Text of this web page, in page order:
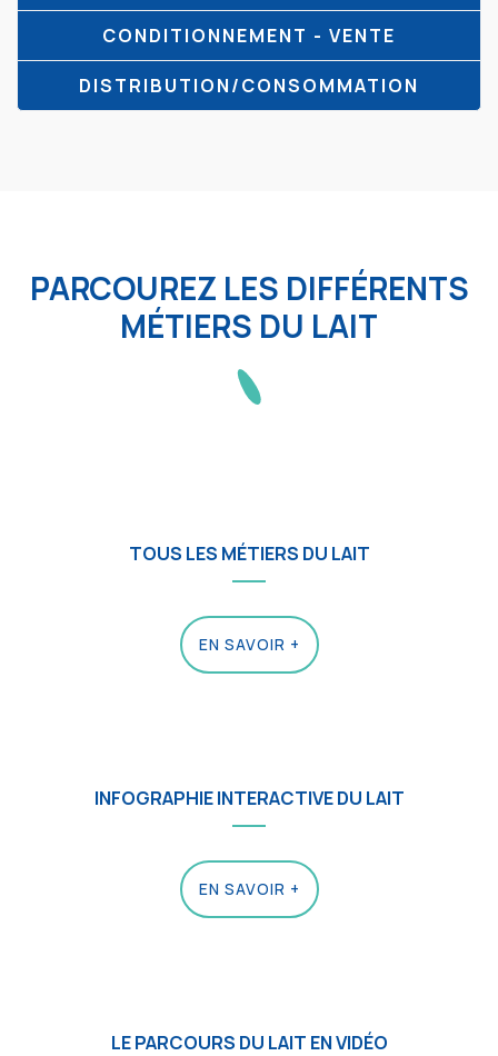
CONDITIONNEMENT - VENTE
DISTRIBUTION/CONSOMMATION
PARCOUREZ LES DIFFÉRENTS
MÉTIERS DU LAIT
TOUS LES MÉTIERS DU LAIT
EN SAVOIR +
INFOGRAPHIE INTERACTIVE DU LAIT
EN SAVOIR +
LE PARCOURS DU LAIT EN VIDÉO